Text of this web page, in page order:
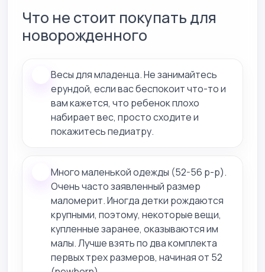
Что не стоит покупать для
новорожденного
Весы для младенца. Не занимайтесь
ерундой, если вас беспокоит что-то и
вам кажется, что ребенок плохо
набирает вес, просто сходите и
покажитесь педиатру.
Много маленькой одежды (52-56 р-р).
Очень часто заявленный размер
маломерит. Иногда детки рождаются
крупными, поэтому, некоторые вещи,
купленные заранее, оказываются им
малы. Лучше взять по два комплекта
первых трех размеров, начиная от 52